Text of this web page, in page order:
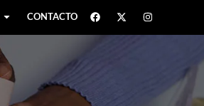
CONTACTO